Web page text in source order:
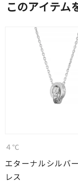
このアイテム
４℃
エターナルシルバ
レス